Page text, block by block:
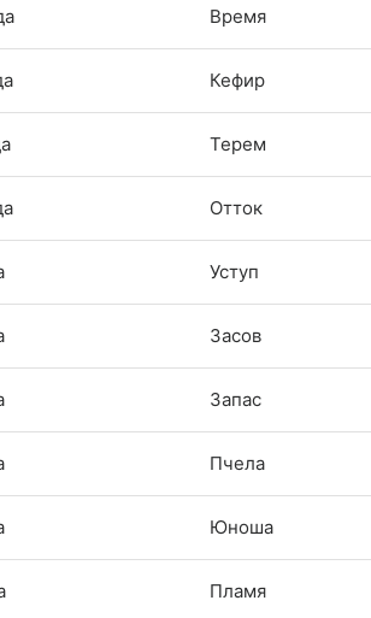
Время
Кефир
Терем
Отток
Уступ
Засов
Запас
Пчела
Юноша
Пламя